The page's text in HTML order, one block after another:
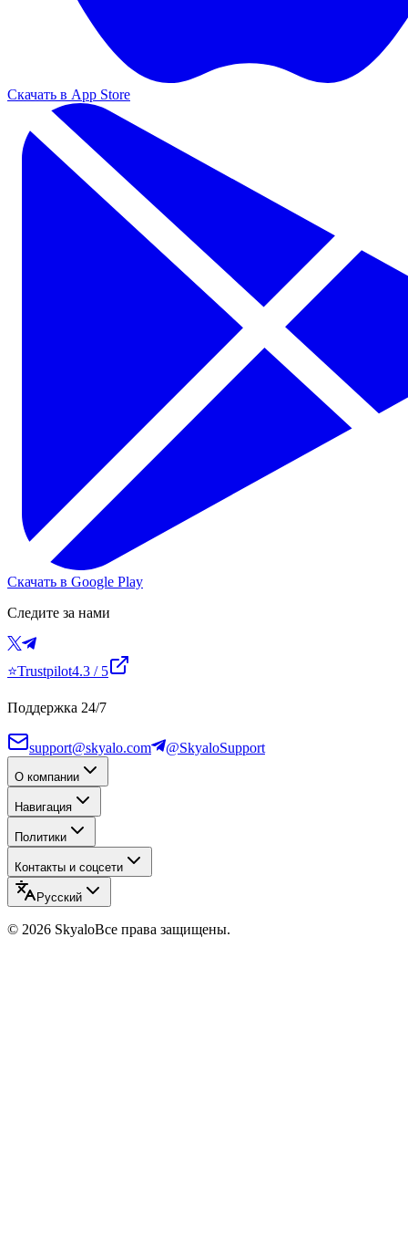
Скачать в App Store
Скачать в Google Play
Следите за нами
⭐Trustpilot4.3 / 5
Поддержка 24/7
support@skyalo.com @SkyaloSupport
О компании
Навигация
Политики
Контакты и соцсети
Русский
© 2026 SkyaloВсе права защищены.